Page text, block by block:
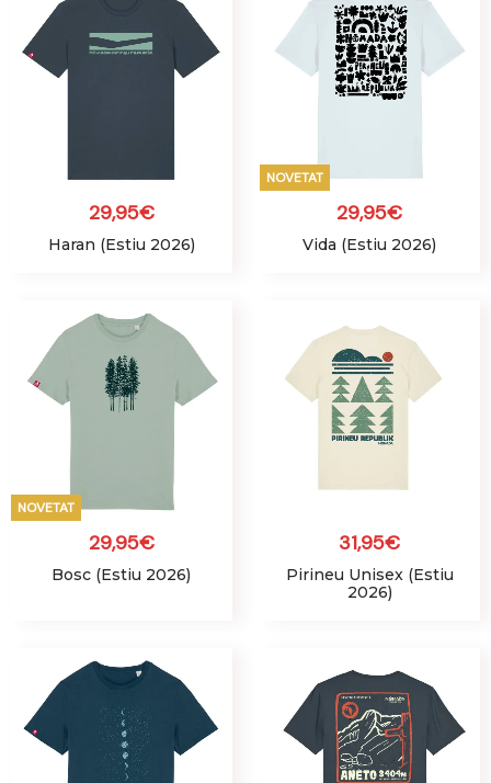
29,95€
Haran (Estiu 2026)
NOVETAT
29,95€
Vida (Estiu 2026)
NOVETAT
29,95€
Bosc (Estiu 2026)
31,95€
Pirineu Unisex (Estiu
2026)